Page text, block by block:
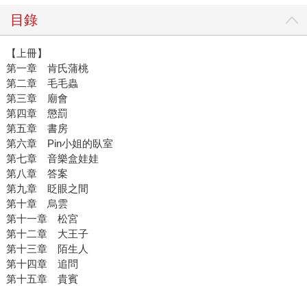
目錄
【上冊】
第一章 肯氏蒲桃
第二章 毛毛蟲
第三章 廟會
第四章 懲罰
第五章 書房
第六章 Pin小姐的臥室
第七章 音樂盒娃娃
第八章 答案
第九章 眨眼之間
第十章 烏雲
第十一章 松宮
第十二章 大王子
第十三章 陌生人
第十四章 追問
第十五章 貴賓